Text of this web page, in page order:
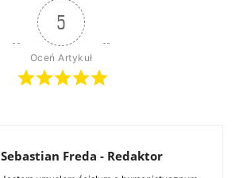
5
Oceń Artykuł
Sebastian Freda - Redaktor